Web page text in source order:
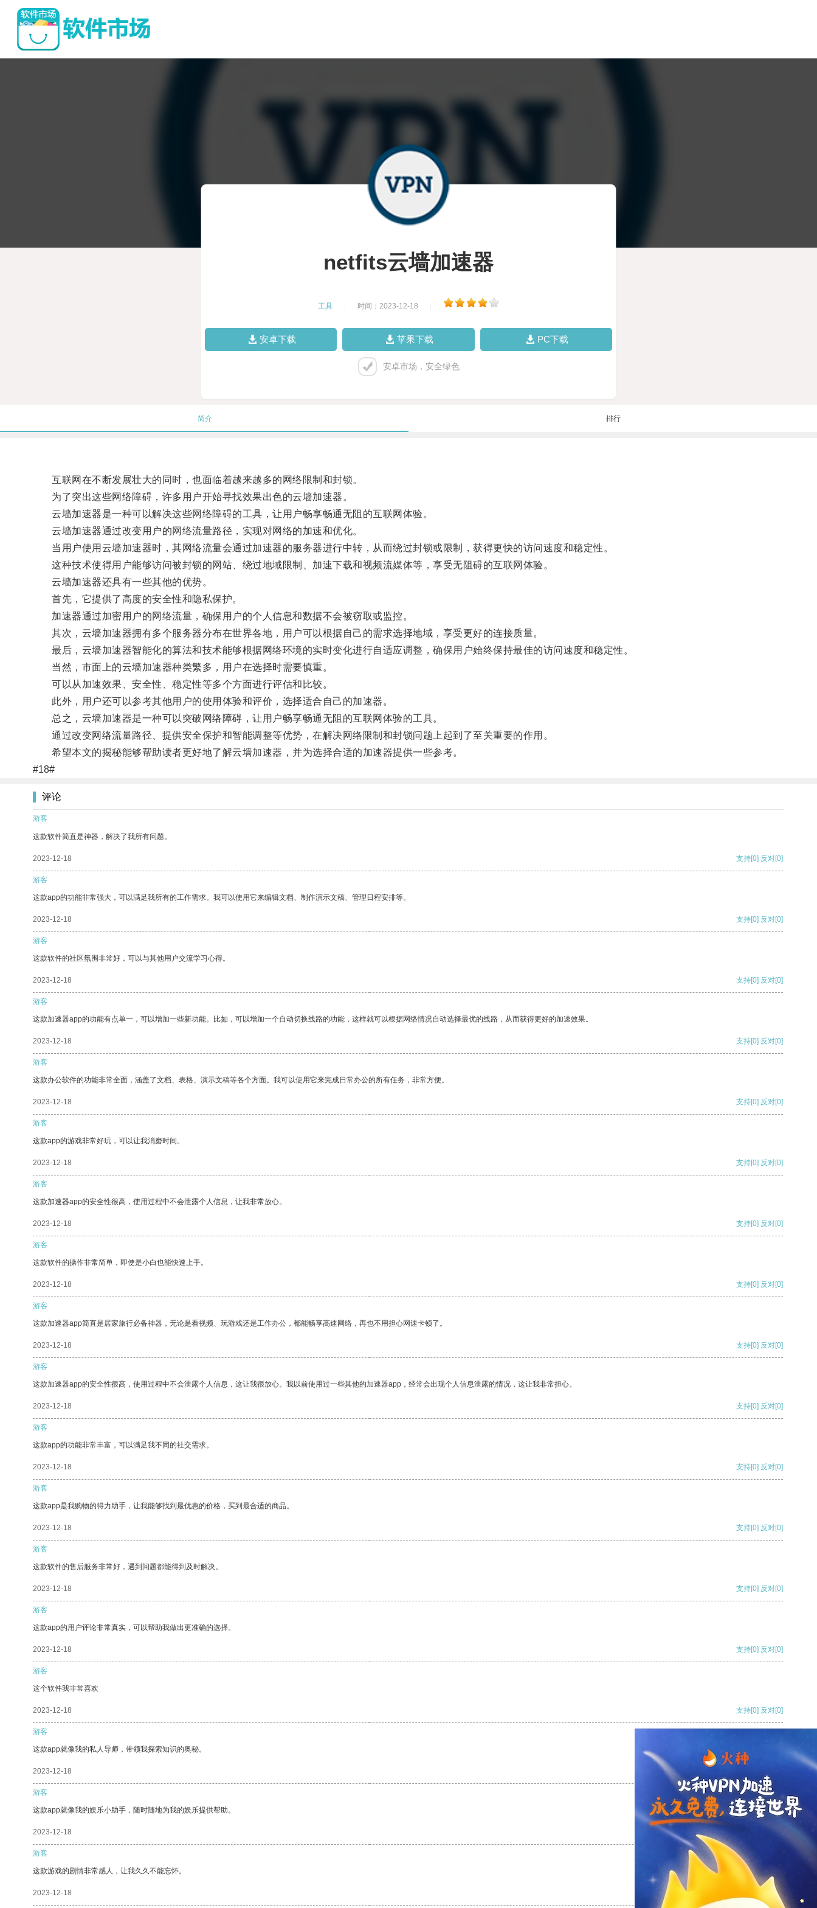
netfits云墙加速器
工具 时间：2023-12-18
安卓下载 苹果下载 PC下载
安卓市场，安全绿色
简介 排行
互联网在不断发展壮大的同时，也面临着越来越多的网络限制和封锁。
为了突出这些网络障碍，许多用户开始寻找效果出色的云墙加速器。
云墙加速器是一种可以解决这些网络障碍的工具，让用户畅享畅通无阻的互联网体验。
云墙加速器通过改变用户的网络流量路径，实现对网络的加速和优化。
当用户使用云墙加速器时，其网络流量会通过加速器的服务器进行中转，从而绕过封锁或限制，获得更快的访问速度和稳定性。
这种技术使得用户能够访问被封锁的网站、绕过地域限制、加速下载和视频流媒体等，享受无阻碍的互联网体验。
云墙加速器还具有一些其他的优势。
首先，它提供了高度的安全性和隐私保护。
加速器通过加密用户的网络流量，确保用户的个人信息和数据不会被窃取或监控。
其次，云墙加速器拥有多个服务器分布在世界各地，用户可以根据自己的需求选择地域，享受更好的连接质量。
最后，云墙加速器智能化的算法和技术能够根据网络环境的实时变化进行自适应调整，确保用户始终保持最佳的访问速度和稳定性。
当然，市面上的云墙加速器种类繁多，用户在选择时需要慎重。
可以从加速效果、安全性、稳定性等多个方面进行评估和比较。
此外，用户还可以参考其他用户的使用体验和评价，选择适合自己的加速器。
总之，云墙加速器是一种可以突破网络障碍，让用户畅享畅通无阻的互联网体验的工具。
通过改变网络流量路径、提供安全保护和智能调整等优势，在解决网络限制和封锁问题上起到了至关重要的作用。
希望本文的揭秘能够帮助读者更好地了解云墙加速器，并为选择合适的加速器提供一些参考。
#18#
评论
游客
这款软件简直是神器，解决了我所有问题。
2023-12-18 支持[0] 反对[0]
游客
这款app的功能非常强大，可以满足我所有的工作需求。我可以使用它来编辑文档、制作演示文稿、管理日程安排等。
2023-12-18 支持[0] 反对[0]
游客
这款软件的社区氛围非常好，可以与其他用户交流学习心得。
2023-12-18 支持[0] 反对[0]
游客
这款加速器app的功能有点单一，可以增加一些新功能。比如，可以增加一个自动切换线路的功能，这样就可以根据网络情况自动选择最优的线路，从而获得更好的加速效果。
2023-12-18 支持[0] 反对[0]
游客
这款办公软件的功能非常全面，涵盖了文档、表格、演示文稿等各个方面。我可以使用它来完成日常办公的所有任务，非常方便。
2023-12-18 支持[0] 反对[0]
游客
这款app的游戏非常好玩，可以让我消磨时间。
2023-12-18 支持[0] 反对[0]
游客
这款加速器app的安全性很高，使用过程中不会泄露个人信息，让我非常放心。
2023-12-18 支持[0] 反对[0]
游客
这款软件的操作非常简单，即使是小白也能快速上手。
2023-12-18 支持[0] 反对[0]
游客
这款加速器app简直是居家旅行必备神器，无论是看视频、玩游戏还是工作办公，都能畅享高速网络，再也不用担心网速卡顿了。
2023-12-18 支持[0] 反对[0]
游客
这款加速器app的安全性很高，使用过程中不会泄露个人信息，这让我很放心。我以前使用过一些其他的加速器app，经常会出现个人信息泄露的情况，这让我非常担心。
2023-12-18 支持[0] 反对[0]
游客
这款app的功能非常丰富，可以满足我不同的社交需求。
2023-12-18 支持[0] 反对[0]
游客
这款app是我购物的得力助手，让我能够找到最优惠的价格，买到最合适的商品。
2023-12-18 支持[0] 反对[0]
游客
这款软件的售后服务非常好，遇到问题都能得到及时解决。
2023-12-18 支持[0] 反对[0]
游客
这款app的用户评论非常真实，可以帮助我做出更准确的选择。
2023-12-18 支持[0] 反对[0]
游客
这个软件我非常喜欢
2023-12-18 支持[0] 反对[0]
游客
这款app就像我的私人导师，带领我探索知识的奥秘。
2023-12-18
游客
这款app就像我的娱乐小助手，随时随地为我的娱乐提供帮助。
2023-12-18 反对
游客
这款游戏的剧情非常感人，让我久久不能忘怀。
2023-12-18 反对[0]